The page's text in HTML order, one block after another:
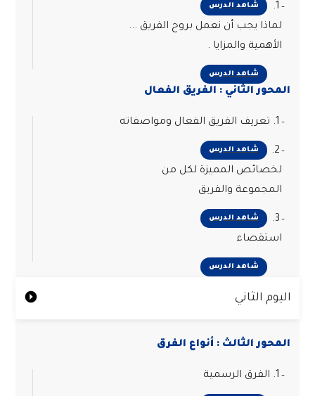
شاهد الدرس
1.
لماذا يجب أن نعمل بروح الفريق ...
الأهمية والمزايا .
شاهد الدرس
المحور الثاني : الفريق الفعال
شاهد الدرس
2.
لخصائص المميزة لكل من
المجموعة والفريق
شاهد الدرس
3.
استقصاء
شاهد الدرس
اليوم الثاني
المحور الثالث : أنواع الفرق